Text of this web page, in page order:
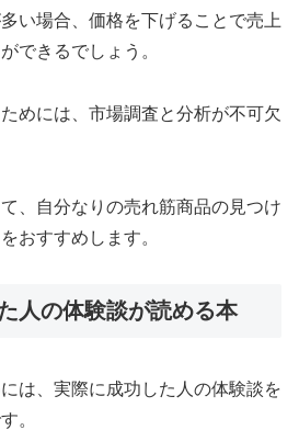
い場合、価格を下げることで売上
できるでしょう。
めには、市場調査と分析が不可欠
、自分なりの売れ筋商品の見つけ
おすすめします。
人の体験談が読める本
は、実際に成功した人の体験談を
。